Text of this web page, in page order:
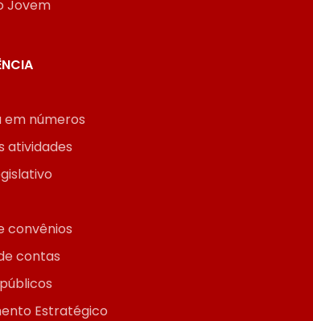
Jovem
em números
atividades
convênios
contas
Estratégico